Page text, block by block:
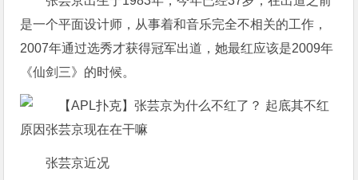
是一个平面设计师，从事着和音乐完全不相关的工作，
2007年通过选秀才获得冠军出道，她最红应该是2009年
《仙剑三》的时候。
张芸京近况